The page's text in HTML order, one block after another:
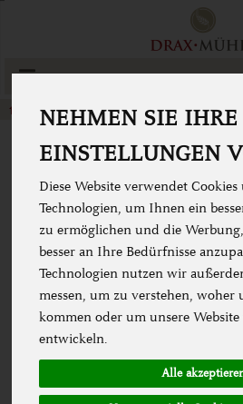
NEHMEN SIE IHRE
EINSTELLUNGEN
Diese Website verwendet
Technologien, um Ihnen ein
zu ermöglichen und die
besser an Ihre Bedürfnisse
Technologien nutzen wir
messen, um zu verstehen, woher
kommen oder um unsere
entwickeln.
Alle
Produkt
Back & Kochzutaten Salz & Backmalz